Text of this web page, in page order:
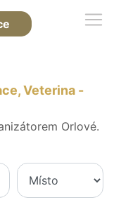
Veterina -
Orlové.